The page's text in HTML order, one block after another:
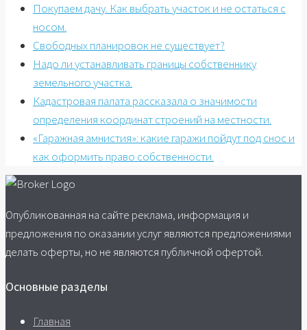
Покупаем дачу. Как выбрать участок и не остаться с
носом.
Свободных планировок не существует?
Надо ли устанавливать границы собственнику
земельного участка.
Кадастровая палата рассказала о значимости
определения координат строений на местности.
«Гаражная амнистия»: какие гаражи пойдут под снос и
как оформить право собственности.
Опубликованная на сайте реклама, информация и
предложения по оказании услуг являются предложениями
делать оферты, но не являются публичной офертой.
Основные разделы
Главная